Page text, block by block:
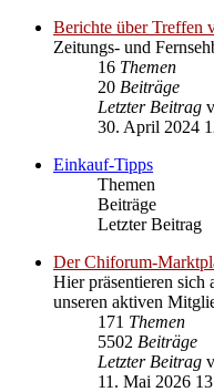
Berichte über Treffen
Zeitungs- und
16 Themen
20 Beiträge
Letzter Beitrag
30. April 2024
Einkauf-Tipps
Themen
Beiträge
Letzter Beitrag
Der Chiforum-
Hier präsentieren sich
unseren aktiven
171 Themen
5502 Beiträge
Letzter Beitrag
11. Mai 2026